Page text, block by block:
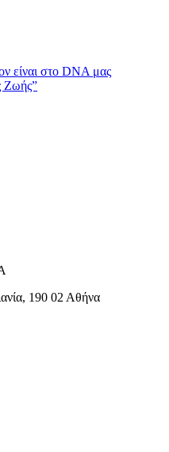
είναι στο DNA μας
Ζωής”
190 02 Αθήνα